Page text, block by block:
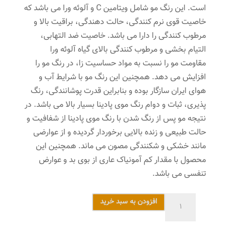
است. این رنگ مو شامل ویتامین C و آلوئه ورا می باشد که
خاصیت قوی نرم کنندگی، حالت دهندگی، براقیت بالا و
مرطوب کنندگی را دارا می باشد. خاصیت ضد التهابی،
التیام بخشی و مرطوب کنندگی بالای گیاه آلوئه ورا
مقاومت مو را نسبت به مواد حساسیت زا، در رنگ مو را
افزایش می دهد. همچنین این رنگ مو با شرایط آب و
هوای ایران سازگار بوده و بنابراین قدرت پوشانندگی، رنگ
پذیری، ثبات و دوام رنگ موی پادینا بسیار بالا می باشد. در
نتیجه مو پس از رنگ شدن با رنگ موی پادینا از شفافیت و
حالت طبیعی و زنده بالایی برخوردار گردیده و از عوارضی
مانند خشکی و شکنندگی مصون می ماند. همچنین این
محصول با مقدار کم آمونیاک عاری از بوی بد و عوارض
تنفسی می باشد.
افزودن به سبد خرید